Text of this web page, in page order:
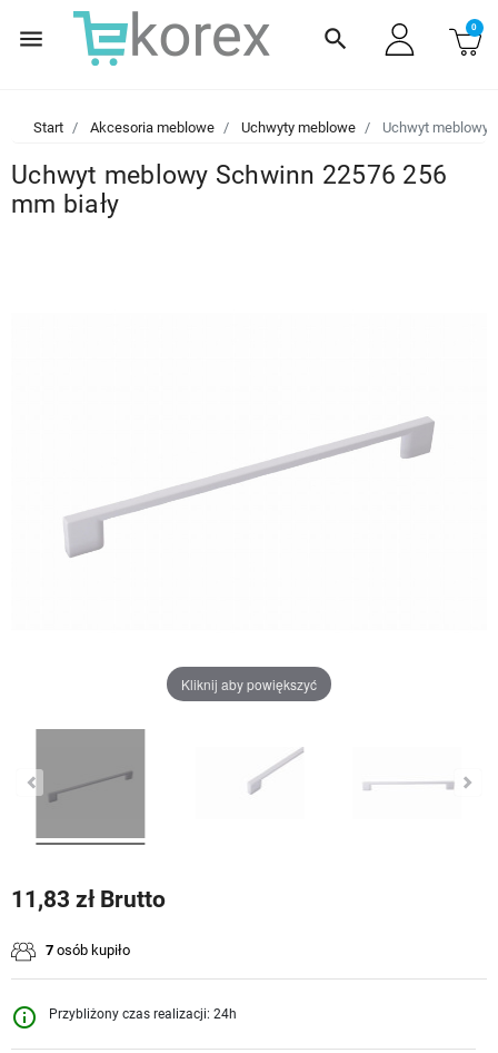
menu search 0
Start Akcesoria meblowe Uchwyty meblowe Uchwyt meblowy
Uchwyt meblowy Schwinn 22576 256
mm biały
Kliknij aby powiększyć
11,83 zł Brutto
7 osób kupiło
info_outline Przybliżony czas realizacji: 24h